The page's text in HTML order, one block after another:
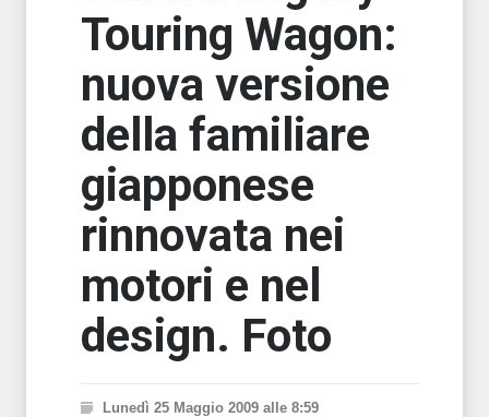
Touring Wagon:
nuova versione
della familiare
giapponese
rinnovata nei
motori e nel
design. Foto
Lunedì 25 Maggio 2009 alle 8:59